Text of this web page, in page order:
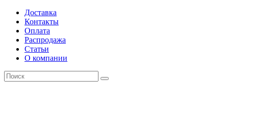
Доставка
Контакты
Оплата
Распродажа
Статьи
О компании